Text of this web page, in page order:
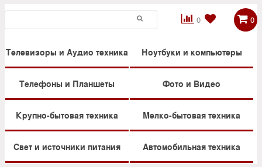
0

 0
Телевизоры и Аудио техника Ноутбуки и компьютеры
Телефоны и Планшеты Фото и Видео
Крупно-бытовая техника Мелко-бытовая техника
Свет и источники питания Автомобильная техника